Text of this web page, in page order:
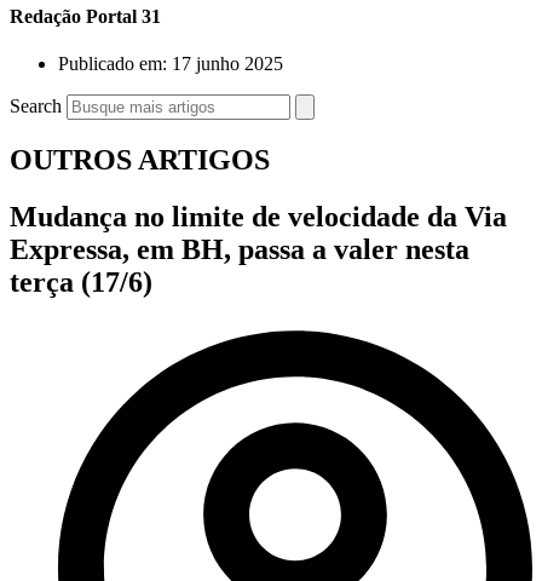
Redação Portal 31
Publicado em: 17 junho 2025
Search
OUTROS ARTIGOS
Mudança no limite de velocidade da Via
Expressa, em BH, passa a valer nesta
terça (17/6)